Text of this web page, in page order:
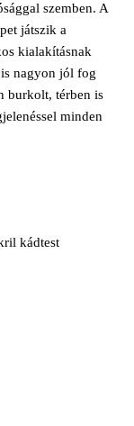
szemben. A
játszik a
kialakításnak
nagyon jól fog
burkolt, térben is
minden
kádtest